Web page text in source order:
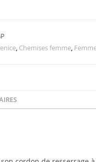
, Chemises femme,